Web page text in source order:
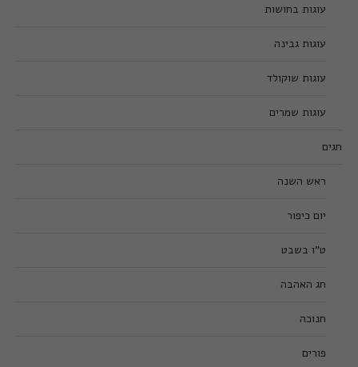
עוגות בחושות
עוגות גבינה
עוגות שוקולד
עוגות שמרים
חגים
ראש השנה
יום כיפור
ט”ו בשבט
חג האהבה
חנוכה
פורים